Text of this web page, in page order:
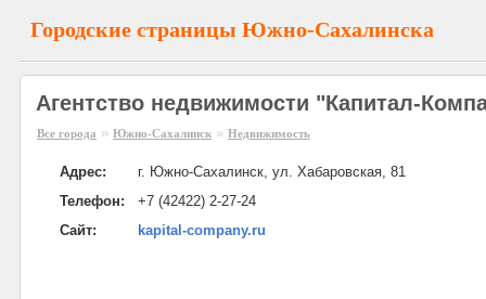
Городские страницы Южно-Сахалинска
Агентство недвижимости "Капитал-
Все города » Южно-Сахалинск » Недвижимость
Адрес:
г. Южно-Сахалинск, ул. Хабаровская, 81
Телефон:
+7 (42422) 2-27-24
Сайт:
kapital-company.ru